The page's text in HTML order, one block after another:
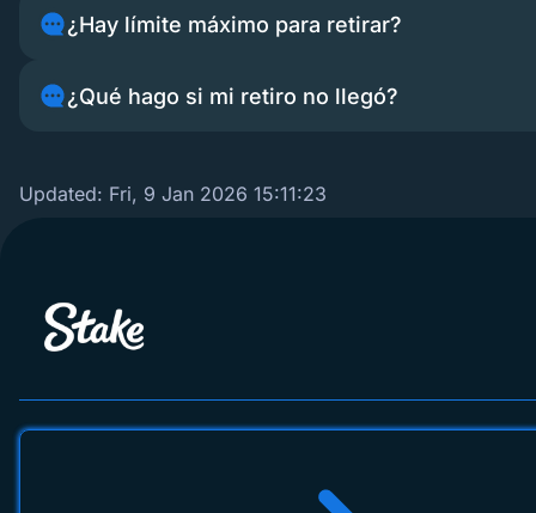
¿Hay límite máximo para retirar?
¿Qué hago si mi retiro no llegó?
Updated: Fri, 9 Jan 2026 15:11:23